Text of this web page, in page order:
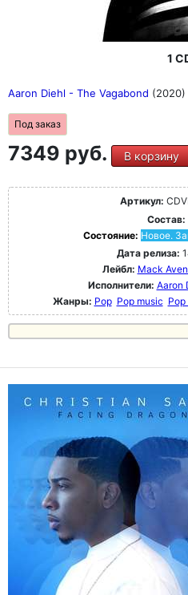
1
Aaron Diehl - The Vagabond (2020)
Под заказ
7349 руб. В корзину
Артикул:
Состав:
Состояние: Новое.
Дата релиза:
Лейбл: Mack
Исполнители: Aaron
Жанры: Pop Pop music Pop